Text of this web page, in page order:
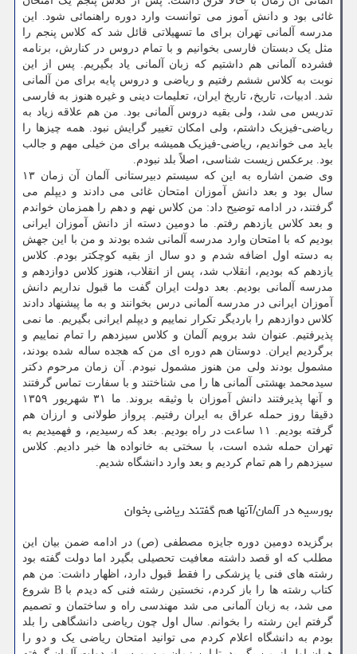
غائی بود و دانش آموز می توانست وارد دوره راهنمائی شود. این
مدرسه آلمانی تهران برای ما تسهیلاتی قائل شد که کلاس پنجم را
مثل یک دبستان فارسی بخوانیم و با تمام دروس در کنارش، برنامه
فشرده آلمانی هم داشتیم که زبان آلمانی یاد بگیریم. پس از این
نوبت به کلاس ششم رفتیم و ریاضی و دروس پایه برای من آلمانی
شد. ادبیات، تاریخ، تاریخ ایران، تعلیمات دینی و غیره هنوز به فارسی
تدریس می شد، ولی بقیه دروس آلمانی بود. من هم علاقه زیاد به
ریاضی-فیزیک داشتم، ولی امکان تغییر گرایش نبود. همه چیزها را
باید می خواندیم، ریاضی-فیزیک همیشه برای من خیلی مهم و جالب
بود. برعکس زیست شناسی، اصلاً بلد نبودم.
وی ضمن اشاره به این که سیستم دبیرستانی آلمان آن زمان ۱۳
سال بود و بعد دانش آموزان امتحان غائی می دادند و دیپلم می
گرفتند، در ادامه توضیح داد: من کلاس نهم و دهم را همزمان خواندم
و بعد کلاس یازدهم رفتم. ما دومین دسته از دانش آموزان ایرانی
بودیم که با امتحان وارد مدرسه آلمانی شده بودند و من با این جهش
به دسته اول اضافه شدم و دو سال از بقیه کوچکتر بودم. کلاس
یازدهم که بودیم، انقلاب شد، پس از انقلاب، هنوز کلاس دوازدهم و
مدرسه آلمانی بودیم. بعد دولت ایران گفت ما قبول نداریم دانش
آموزان ایرانی در مدرسه آلمانی درس بخوانند و به ما پیشنهاد دادند
کلاس دوازدهم را باردیگر تکرار نماییم و دیپلم ایرانی بگیریم. ما نمی
پذیرفتیم. عنوان شد برویم آلمان و کلاس سیزدهم را تمام نماییم و
برگردیم ایران. دوستان هم دوره ای من که هجده ساله شده بودند،
مشمول بودند ولی من هنوز مشمول نبودم. آن زمان مرحوم دکتر
سیدمحمد بهشتی آلمانی ها را می شناختند و با سفارت تماس گرفتند
و آنها پذیرفتند دانش آموزان با وثیقه بروند. ما ۳۱ شهریور ۱۳۵۹
دقیقا روز حمله عراق به ایران رفتیم. پرواز طولانی و ارزان هم
گرفته بودیم. ۱۱ ساعت در راه بودیم. بعد که رسیدیم، و فهمیدیم به
تهران حمله شده است، با سختی به خانواده ها خبر دادیم. کلاس
سیزدهم را هم تمام کردیم و بعد وارد دانشگاه شدیم.
بورسیه در آلمان/آنها هم گفتند ریاضی بخوان
برگزیده دومین دوره جایزه مصطفی (ص) در ادامه ضمن بیان این
مطلب که او قصد داشته معافیت تحصیلی بگیرد اما دولت گفته بود
رشته های فنی یا پزشکی را فقط قبول دارد، اظهار داشت: من هم
کتاب رشته ها را باز کردم، نخستین رشته فنی که دیدم با B شروع
می شد، به زبان آلمانی می شد مهندسی راه و ساختمان و تصمیم
گرفتم این رشته را بخوانم. سال اول چون ریاضی دانشگاهی را بلد
بودم به دانشگاه اعلام کردم می توانید امتحان ریاضی یک و دو را